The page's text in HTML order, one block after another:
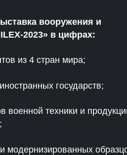
вооружения и
2023» в цифрах:
из 4 стран мира;
государств;
военной техники и
модернизированных